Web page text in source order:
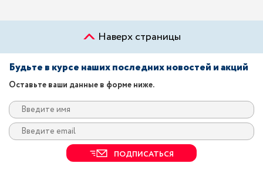
Наверх страницы
Будьте в курсе наших последних новостей и акций
Оставьте ваши данные в форме ниже.
ПОДПИСАТЬСЯ